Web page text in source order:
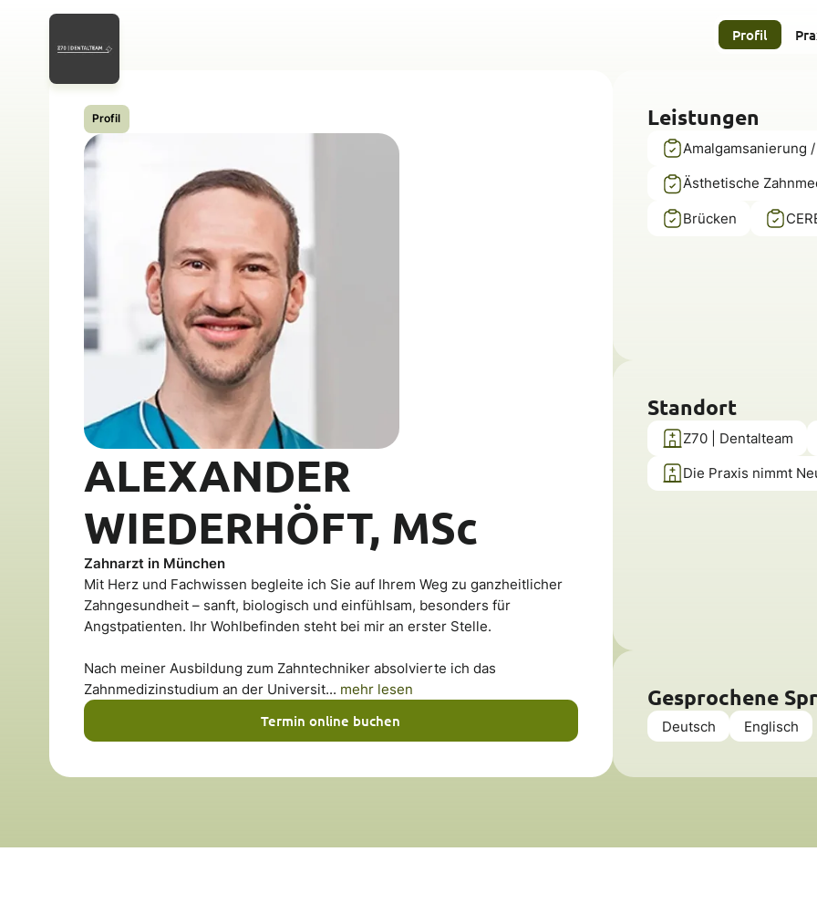
Profil
Profil
ALEXANDER
WIEDERHÖFT, MSc
Zahnarzt in München
Mit Herz und Fachwissen begleite ich Sie auf Ihrem Weg zu ganzheitlicher
Zahngesundheit – sanft, biologisch und einfühlsam, besonders für
Angstpatienten. Ihr Wohlbefinden steht bei mir an erster Stelle.
Nach meiner Ausbildung zum Zahntechniker absolvierte ich das
Zahnmedizinstudium an der Universit... mehr lesen
Termin online buchen
Leistungen
Amalgamsanierung
Ästhetische
Brücken
Standort
Z70 | Dentalteam
Die Praxis nimmt
Gesprochene
Deutsch Englisch